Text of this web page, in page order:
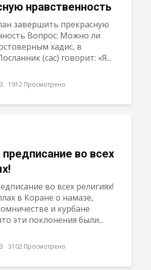
нравственность
завершить прекрасную
Вопрос: Можно ли
хадис, в
(сас) говорит: «Я...
1912 Просмотрено
предписание во всех
во всех религиях!
в Коране о намазе,
и курбане
эти поклонения были...
3102 Просмотрено